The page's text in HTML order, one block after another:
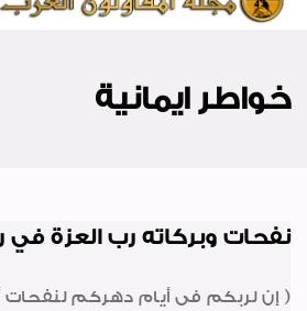
خواطر ايمانية
نفحات وبركاته رب العزة في
( إن لربكم فى أيام دهركم لنفحات